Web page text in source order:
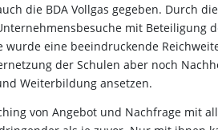
die BDA Vollgas gegeben. Durch
mit Beteiligung
eine beeindruckende
der Schulen aber noch
Weiterbildung ansetzen.
von Angebot und Nachfrage mit